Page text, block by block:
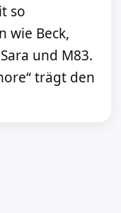
so
wie Beck,
und M83.
trägt den